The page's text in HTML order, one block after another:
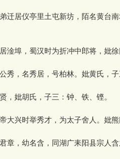
迁居仪亭里土屯新坊，陌名黄台
淦埠，蜀汉时为折冲中郎将，妣
秀，名秀居，号柏林。妣黄氏，
，妣胡氏，子三：钟、铁、铿。
大兴时举秀才，为太子舍人。妣熊
章，幼名含，同湖广耒阳县宗人